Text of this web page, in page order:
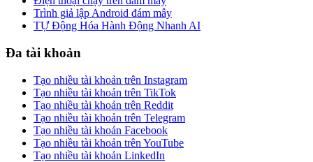
Trình giả lập Android đám mây
TỰ Động Hóa Hành Động Nhanh AI
Đa tài khoản
Tạo nhiều tài khoản trên Instagram
Tạo nhiều tài khoản trên TikTok
Tạo nhiều tài khoản trên Reddit
Tạo nhiều tài khoản trên Telegram
Tạo nhiều tài khoản Facebook
Tạo nhiều tài khoản trên YouTube
Tạo nhiều tài khoản LinkedIn